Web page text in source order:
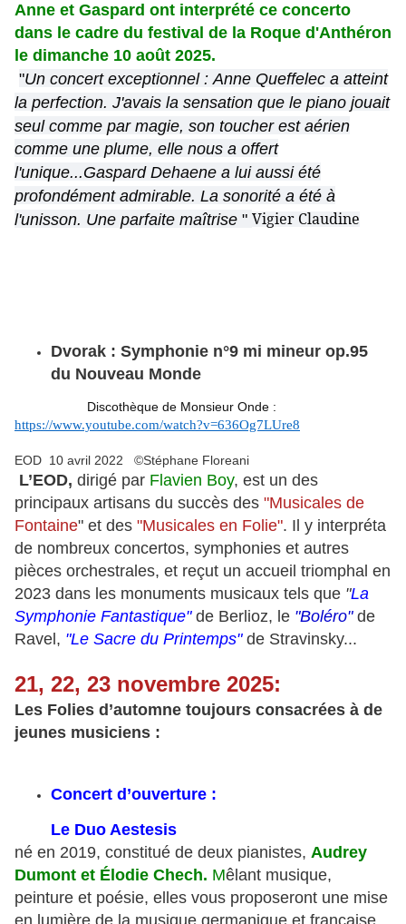
Anne et Gaspard ont interprété ce concerto
dans le cadre du festival de la Roque d'Anthéron
le dimanche 10 août 2025.
"Un concert exceptionnel : Anne Queffelec a atteint
la perfection. J'avais la sensation que le piano jouait
seul comme par magie, son toucher est aérien
comme une plume, elle nous a offert
l'unique...Gaspard Dehaene a lui aussi été
profondément admirable. La sonorité a été à
l'unisson. Une parfaite maîtrise " Vigier Claudine
Dvorak : Symphonie n°9 mi mineur op.95
du Nouveau Monde
Discothèque de Monsieur Onde :
https://www.youtube.com/watch?v=636Og7LUre8
EOD 10 avril 2022 ©Stéphane Floreani
L’EOD, dirigé par Flavien Boy, est un des
principaux artisans du succès des "Musicales de
Fontaine" et des "Musicales en Folie". Il y interpréta
de nombreux concertos, symphonies et autres
pièces orchestrales, et reçut un accueil triomphal en
2023 dans les monuments musicaux tels que "La
Symphonie Fantastique"de Berlioz, le "Boléro"de
Ravel, "Le Sacre du Printemps" de Stravinsky...
21, 22, 23 novembre 2025:
Les Folies d’automne toujours consacrées à de
jeunes musiciens :
Concert d’ouverture :
Le Duo Aestesis
né en 2019, constitué de deux pianistes, Audrey
Dumont et Élodie Chech. Mêlant musique,
peinture et poésie, e lles vous proposeront une mise